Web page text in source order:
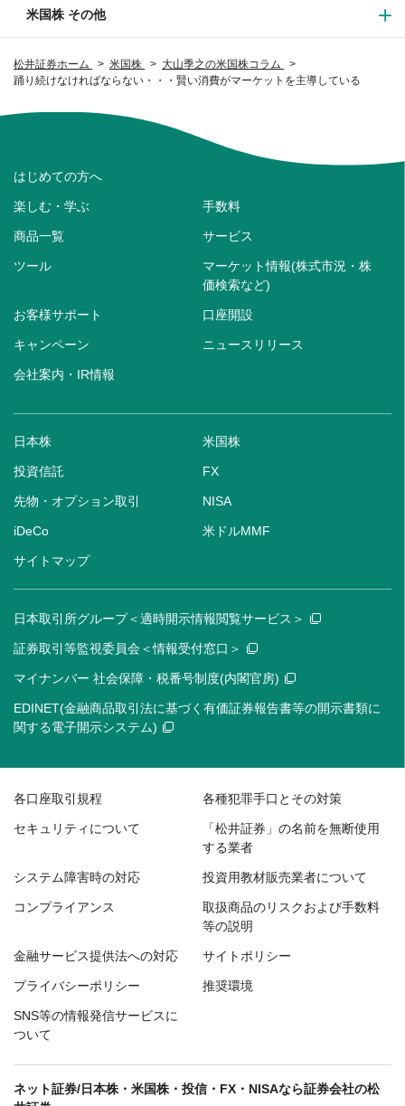
松井証券ホーム 米国株
大山季之の米国株コラム
踊り続けなければならない・・・賢い消費がマーケットを主導している
米国株 その他
はじめての方へ
楽しむ・学ぶ 手数料
商品一覧 サービス
ツール
マーケット情報(株式市況・株
価検索など)
お客様サポート 口座開設
キャンペーン ニュースリリース
会社案内・IR情報
日本株 米国株
投資信託 FX
先物・オプション取引 NISA
iDeCo 米ドルMMF
サイトマップ
日本取引所グループ＜適時開示情報閲覧サービス＞
証券取引等監視委員会＜情報受付窓口＞
マイナンバー 社会保障・税番号制度(内閣官房)
EDINET(金融商品取引法に基づく有価証券報告書等の開示書類に
関する電子開示システム)
各口座取引規程 各種犯罪手口とその対策
セキュリティについて
「松井証券」の名前を無断使用
する業者
システム障害時の対応 投資用教材販売業者について
コンプライアンス
取扱商品のリスクおよび手数料
等の説明
金融サービス提供法への対応 サイトポリシー
プライバシーポリシー 推奨環境
SNS等の情報発信サービスに
ついて
ネット証券/日本株・米国株・投信・FX・NISAなら証券会社の松